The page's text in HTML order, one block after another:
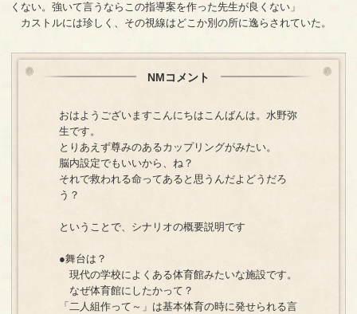
くない。強いて言うならこの指導案を作った先生が良くない」
カストルには珍しく、その視線はどこか別の所に逸らされていた。
NMコメント
おはようございますこんにちはこんばんは。水野弥
生です。
とりあえず尊みのあるカップリングがみたい。
脳内設定でもいいから、ね？
それで救われる命ってあると思うんだよどうだろ
う？
ということで、シナリオの概要説明です
●舞台は？
現代の学校によくある体育館みたいな施設です。
なぜ体育館にしたかって？
「二人組作って～」は基本体育の時に発せられる言